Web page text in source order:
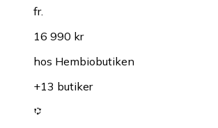
fr.
16 990 kr
hos Hembiobutiken
+13 butiker